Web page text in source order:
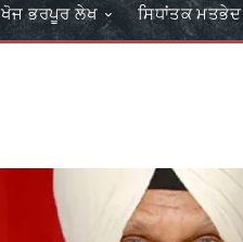
ਖੋਜ ਭਰਪੂਰ ਲੇਖ ਸਿਧਾਂਤਕ ਮਤਭੇਦ